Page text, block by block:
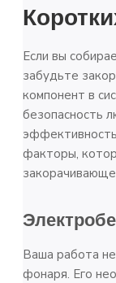
Если вы
забудьте
компонент в
безопасность
факторы,
Ваша работа не
фонаря. Его